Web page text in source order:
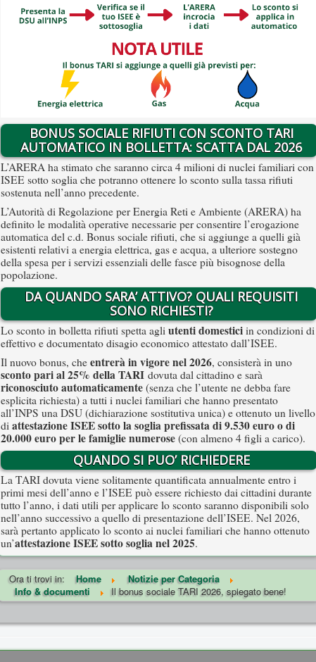
BONUS SOCIALE RIFIUTI CON SCONTO TARI
AUTOMATICO IN BOLLETTA: SCATTA DAL 2026
L’ARERA ha stimato che saranno circa 4 milioni di nuclei familiari con
ISEE sotto soglia che potranno ottenere lo sconto sulla tassa rifiuti
sostenuta nell’anno precedente.
L’Autorità di Regolazione per Energia Reti e Ambiente (ARERA) ha
definito le modalità operative necessarie per consentire l’erogazione
automatica del c.d. Bonus sociale rifiuti, che si aggiunge a quelli già
esistenti relativi a energia elettrica, gas e acqua, a ulteriore sostegno
della spesa per i servizi essenziali delle fasce più bisognose della
popolazione.
DA QUANDO SARA’ ATTIVO? QUALI REQUISITI
SONO RICHIESTI?
Lo sconto in bolletta rifiuti spetta agli utenti domestici in condizioni di
effettivo e documentato disagio economico attestato dall’ISEE.
Il nuovo bonus, che entrerà in vigore nel 2026, consisterà in uno
sconto pari al 25% della TARI dovuta dal cittadino e sarà
riconosciuto automaticamente (senza che l’utente ne debba fare
esplicita richiesta) a tutti i nuclei familiari che hanno presentato
all’INPS una DSU (dichiarazione sostitutiva unica) e ottenuto un livello
di attestazione ISEE sotto la soglia prefissata di 9.530 euro o di
20.000 euro per le famiglie numerose (con almeno 4 figli a carico).
QUANDO SI PUO’ RICHIEDERE
La TARI dovuta viene solitamente quantificata annualmente entro i
primi mesi dell’anno e l’ISEE può essere richiesto dai cittadini durante
tutto l’anno, i dati utili per applicare lo sconto saranno disponibili solo
nell’anno successivo a quello di presentazione dell’ISEE. Nel 2026,
sarà pertanto applicato lo sconto ai nuclei familiari che hanno ottenuto
un’attestazione ISEE sotto soglia nel 2025.
Ora ti trovi in: Home
Notizie per Categoria
Info & documenti
Il bonus sociale TARI 2026, spiegato bene!